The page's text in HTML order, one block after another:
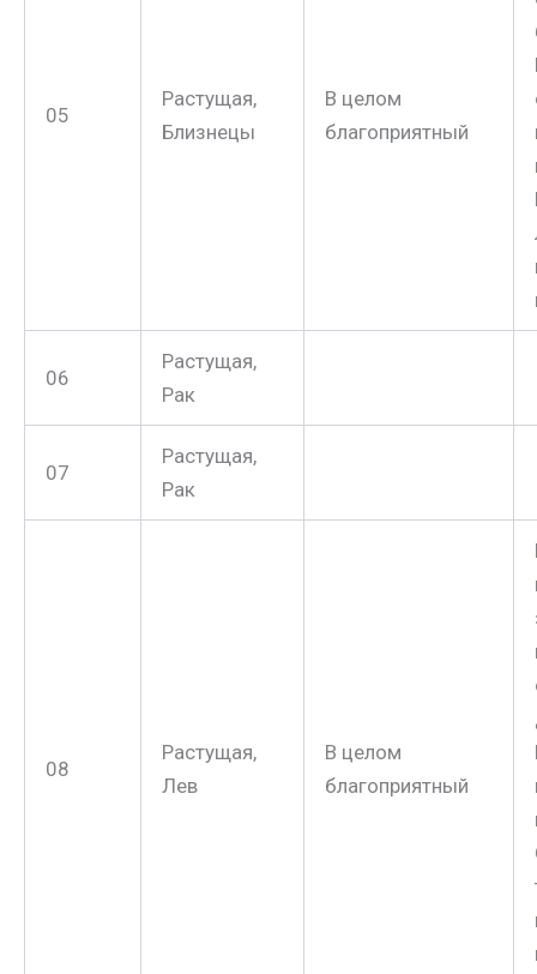
05
Растущая,
Близнецы
В целом
благоприятный
06
Растущая,
Рак
07
Растущая,
Рак
08
Растущая,
Лев
В целом
благоприятный